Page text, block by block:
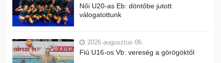
Női U20-as Eb: döntőbe jutott
válogatottunk
2026 augusztus 06.
Fiú U16-os Vb: vereség a görögöktől